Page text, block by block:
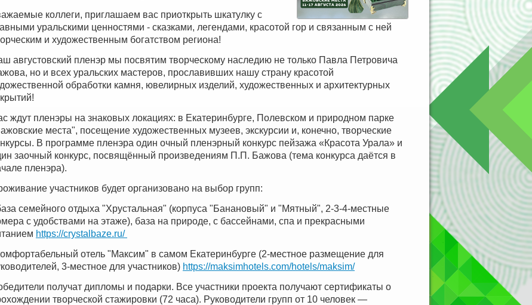
коллеги, приглашаем вас приоткрыть шкатулку с
уральскими ценностями - сказками, легендами, красотой гор и связанным с ней
и художественным богатством региона!
августовский пленэр мы посвятим творческому наследию не только Павла Петровича
но и всех уральских мастеров, прославивших нашу страну красотой
обработки камня, ювелирных изделий, художественных и архитектурных
ждут пленэры на знаковых локациях: в Екатеринбурге, Полевском и природном парке
места", посещение художественных музеев, экскурсии и, конечно, творческие
В программе пленэра один очный пленэрный конкурс пейзажа «Красота Урала» и
заочный конкурс, посвящённый произведениям П.П. Бажова (тема конкурса даётся в
пленэра).
участников будет организовано на выбор групп:
семейного отдыха "Хрустальная" (корпуса "Банановый" и "Мятный", 2-3-4-местные
с удобствами на этаже), база на природе, с бассейнами, спа и прекрасными
https://crystalbaze.ru/
отель "Максим" в самом Екатеринбурге (2-местное размещение для
3-местное для участников) https://maksimhotels.com/hotels/maksim/
получат дипломы и подарки. Все участники проекта получают сертификаты о
творческой стажировки (72 часа). Руководители групп от 10 человек —